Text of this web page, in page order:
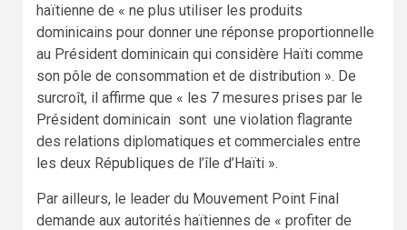
haïtienne de « ne plus utiliser les produits
dominicains pour donner une réponse proportionnelle
au Président dominicain qui considère Haïti comme
son pôle de consommation et de distribution ». De
surcroît, il affirme que « les 7 mesures prises par le
Président dominicain sont une violation flagrante
des relations diplomatiques et commerciales entre
les deux Républiques de l’île d’Haïti ».
Par ailleurs, le leader du Mouvement Point Final
demande aux autorités haïtiennes de « profiter de